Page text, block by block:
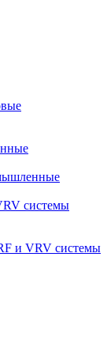
системы
и VRV системы